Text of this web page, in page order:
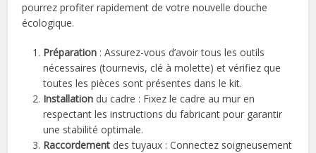
pourrez profiter rapidement de votre nouvelle douche
écologique.
Préparation : Assurez-vous d’avoir tous les outils
nécessaires (tournevis, clé à molette) et vérifiez que
toutes les pièces sont présentes dans le kit.
Installation du cadre : Fixez le cadre au mur en
respectant les instructions du fabricant pour garantir
une stabilité optimale.
Raccordement des tuyaux : Connectez soigneusement